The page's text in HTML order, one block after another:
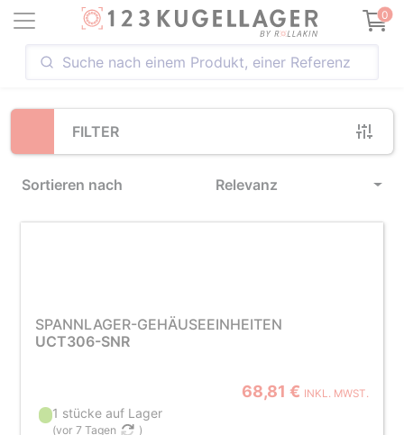
0
FILTER
Sortieren nach Relevanz
Loading...
SPANNLAGER-GEHÄUSEEINHEITEN
UCT306-SNR
68,81 € INKL. MWST.
1 stücke auf Lager
(vor 7 Tagen )